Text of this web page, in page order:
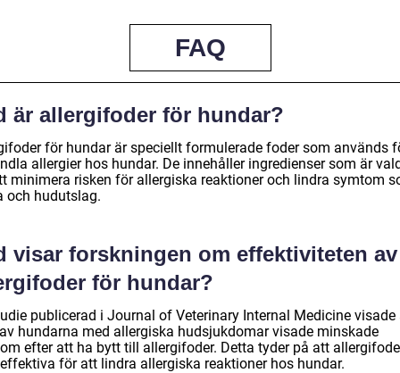
FAQ
är allergifoder för hundar?
för hundar är speciellt formulerade foder som används
allergier hos hundar. De innehåller ingredienser som är
minimera risken för allergiska reaktioner och lindra symtom
och hudutslag.
visar forskningen om effektiviteten av
för hundar?
publicerad i Journal of Veterinary Internal Medicine visade
hundarna med allergiska hudsjukdomar visade minskade
efter att ha bytt till allergifoder. Detta tyder på att
för att lindra allergiska reaktioner hos hundar.